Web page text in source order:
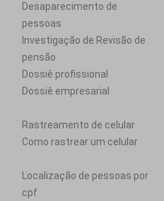
Desaparecimento de
pessoas
Investigação de Revisão de
pensão
Dossiê profissional
Dossiê empresarial
Rastreamento de celular
Como rastrear um celular
Localização de pessoas por
cpf